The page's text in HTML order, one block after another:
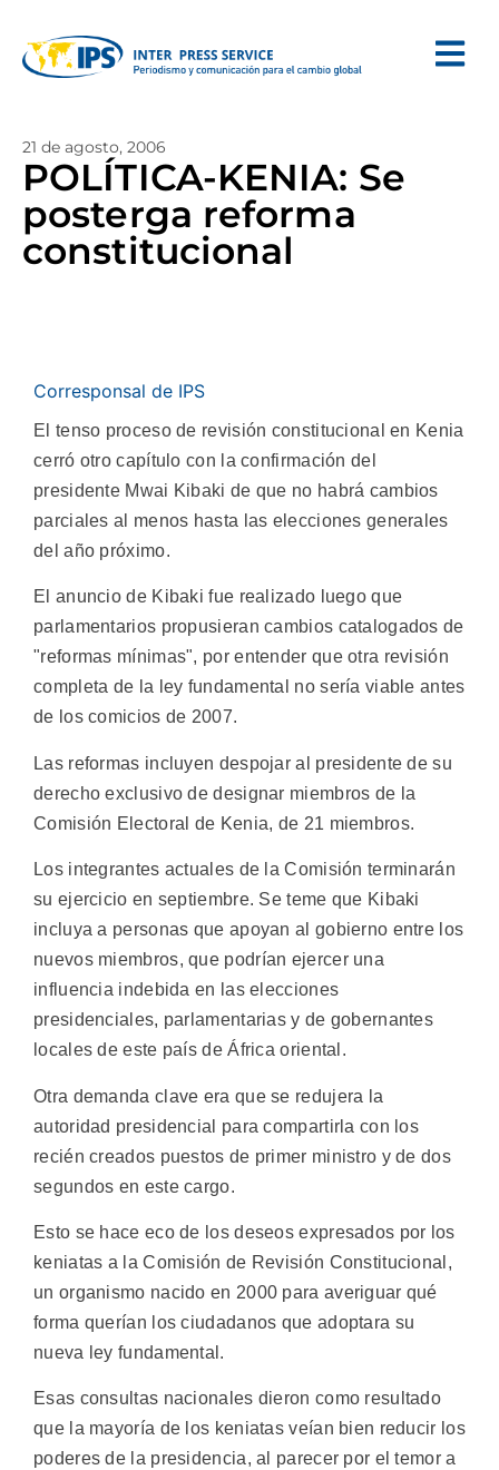
21 de agosto, 2006
POLÍTICA-KENIA: Se
posterga reforma
constitucional
Corresponsal de IPS
El tenso proceso de revisión constitucional en Kenia
cerró otro capítulo con la confirmación del
presidente Mwai Kibaki de que no habrá cambios
parciales al menos hasta las elecciones generales
del año próximo.
El anuncio de Kibaki fue realizado luego que
parlamentarios propusieran cambios catalogados de
"reformas mínimas", por entender que otra revisión
completa de la ley fundamental no sería viable antes
de los comicios de 2007.
Las reformas incluyen despojar al presidente de su
derecho exclusivo de designar miembros de la
Comisión Electoral de Kenia, de 21 miembros.
Los integrantes actuales de la Comisión terminarán
su ejercicio en septiembre. Se teme que Kibaki
incluya a personas que apoyan al gobierno entre los
nuevos miembros, que podrían ejercer una
influencia indebida en las elecciones
presidenciales, parlamentarias y de gobernantes
locales de este país de África oriental.
Otra demanda clave era que se redujera la
autoridad presidencial para compartirla con los
recién creados puestos de primer ministro y de dos
segundos en este cargo.
Esto se hace eco de los deseos expresados por los
keniatas a la Comisión de Revisión Constitucional,
un organismo nacido en 2000 para averiguar qué
forma querían los ciudadanos que adoptara su
nueva ley fundamental.
Esas consultas nacionales dieron como resultado
que la mayoría de los keniatas veían bien reducir los
poderes de la presidencia, al parecer por el temor a